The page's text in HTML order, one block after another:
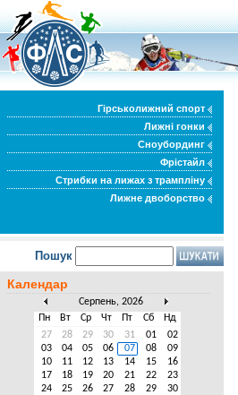
Гірськолижний спорт
Лижні гонки
Сноубординг
Фрістайл
Стрибки на лижах з трампліну
Лижне двоборство
Пошук
Календар
Серпень, 2026
Пн
Вт Ср Чт Пт Сб
Нд
27
28 29 30 31 01
02
03
04 05 06 07 08
09
10
11 12 13 14 15
16
17
18 19 20 21 22
23
24
25 26 27 28 29
30